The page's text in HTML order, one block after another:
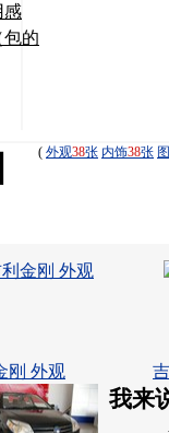
感
的
( 外观38张 内饰38张
刚 外观
我来